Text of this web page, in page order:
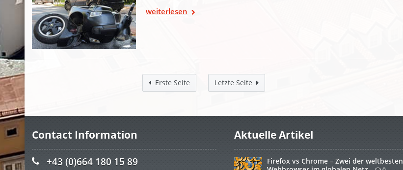
weiterlesen
Erste Seite Letzte Seite
Contact Information
+43 (0)664 180 15 89
Aktuelle Artikel
Firefox vs Chrome – Zwei der weltbesten